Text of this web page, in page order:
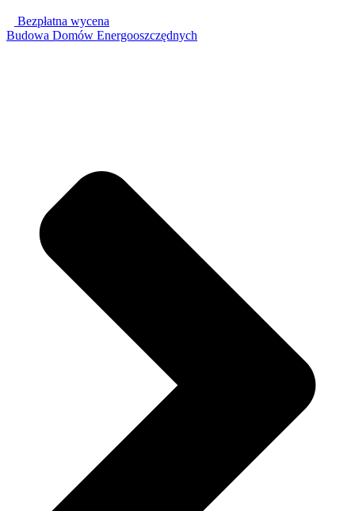
Bezpłatna wycena
Budowa Domów Energooszczędnych